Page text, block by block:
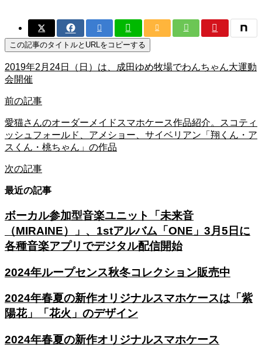
この記事のタイトルとURLをコピーする
2019年2月24日（日）は、成田ゆめ牧場でわんちゃん大運動
会開催
前の記事
愛猫さんのオーダーメイドスマホケース作品紹介。スコティ
ッシュフォールド、アメショー、サイベリアン「翔くん・ア
スくん・桃ちゃん」の作品
次の記事
最近の記事
ボーカル参加型音楽ユニット「未来音
（MIRAINE）」、1stアルバム「ONE」3月5日に
各種音楽アプリでデジタル配信開始
2024年ループセンス秋冬コレクション販売中
2024年春夏の新作オリジナルスマホケースは「紫
陽花」「花火」のデザイン
2024年春夏の新作オリジナルスマホケース